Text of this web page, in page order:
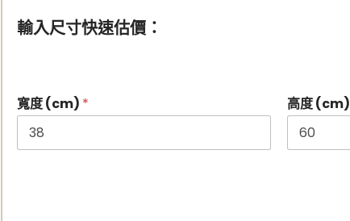
輸入尺寸快速估價：
寬度 (cm) * 高度 (cm)